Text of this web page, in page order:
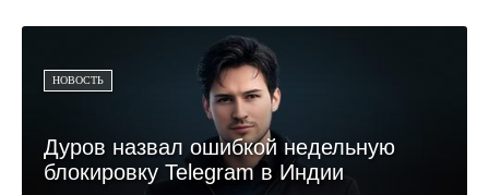
НОВОСТЬ
Дуров назвал ошибкой недельную
блокировку Telegram в Индии